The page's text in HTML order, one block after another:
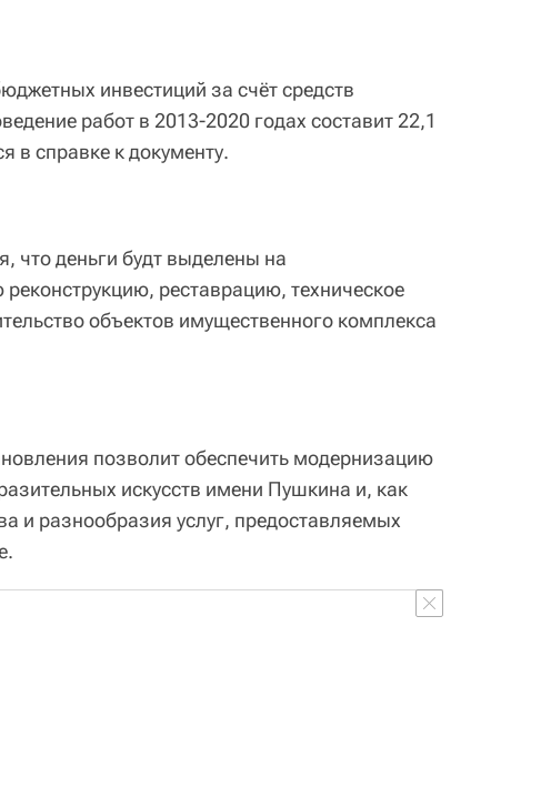
инвестиций за счёт средств
работ в 2013-2020 годах составит 22,1
в справке к документу.
что деньги будт выделены на
реставрацию, техническое
объектов имущественного комплекса
позволит обеспечить модернизацию
искусств имени Пушкина и, как
и разнообразия услуг, предоставляемых